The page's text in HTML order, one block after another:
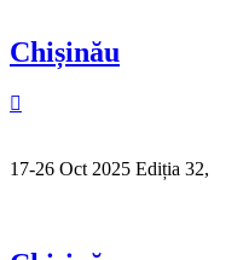
Chișinău
17-26 Oct 2025 Ediția 32,